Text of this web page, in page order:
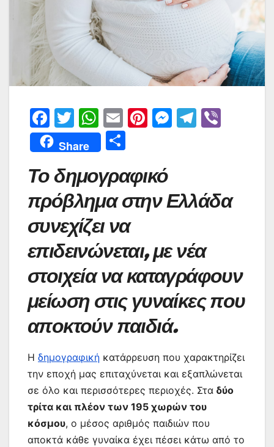
F
a
c
e
b
o
o
k
T
w
itt
er
W
h
at
s
A
p
p
E
m
ai
l
Pi
e
st
M
e
n
er
T
a
m
Share
ρ
α
σ
τε
ίτ
ε
Το δημογραφικό
πρόβλημα στην Ελλάδα
συνεχίζει να
επιδεινώνεται, με νέα
στοιχεία να καταγράφουν
μείωση στις γυναίκες που
αποκτούν παιδιά.
Η δημογραφική κατάρρευση που χαρακτηρίζει
την εποχή μας επιταχύνεται και εξαπλώνεται
σε όλο και περισσότερες περιοχές. Στα δύο
τρίτα και πλέον των 195 χωρών του
κόσμου, ο μέσος αριθμός παιδιών που
αποκτά κάθε γυναίκα έχει πέσει κάτω από το